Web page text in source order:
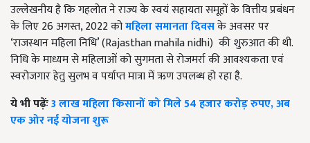
उल्लेखनीय है कि गहलोत ने राज्य के स्वयं सहायता समूहों के वित्तीय प्रबंधन
के लिए 26 अगस्त, 2022 कोमहिला समानता दिवसके अवसर पर
‘राजस्थान महिला निधि’ (Rajasthan mahila nidhi) की शुरुआत की थी.
निधि के माध्यम से महिलाओं को सुगमता से रोजमर्रा की आवश्यकता एवं
स्वरोजगार हेतु सुलभ व पर्याप्त मात्रा में ऋण उपलब्ध हो रहा है.
ये भी पढ़ेंः3 लाख महिला किसानों को मिले 54 हजार करोड़ रुपए, अब
एक ओर नई योजना शुरू